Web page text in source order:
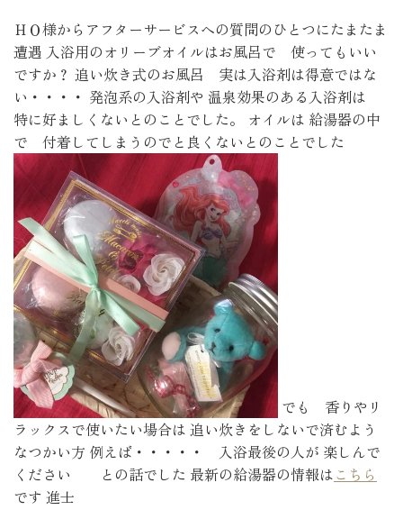
ＨＯ様からアフターサービスへの質問のひとつにたまたま
遭遇 入浴用のオリーブオイルはお風呂で 使ってもいい
ですか？ 追い炊き式のお風呂 実は入浴剤は得意ではな
い・・・・ 発泡系の入浴剤や 温泉効果のある入浴剤は
特に好ましくないとのことでした。 オイルは 給湯器の中
で 付着してしまうのでと良くないとのことでした
でも 香りやリ
ラックスで使いたい場合は 追い炊きをしないで済むよう
なつかい方 例えば・・・・・ 入浴最後の人が 楽しんで
ください との話でした 最新の給湯器の情報はこちら
です 進士